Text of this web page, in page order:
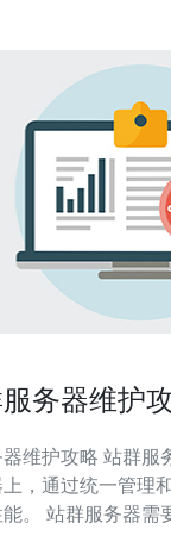
务器维护
务器是指将多个网站集中
，通过统一管理
因为长时间